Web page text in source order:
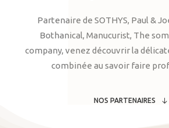
Partenaire de SOTHYS, Paul &
Bothanical, Manucurist, The
company, venez découvrir la
combinée au savoir faire
NOS PARTENAIRES